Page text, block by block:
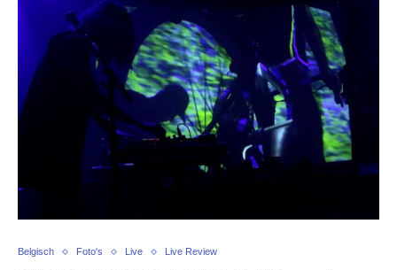
Belgisch Foto's Live Live Review